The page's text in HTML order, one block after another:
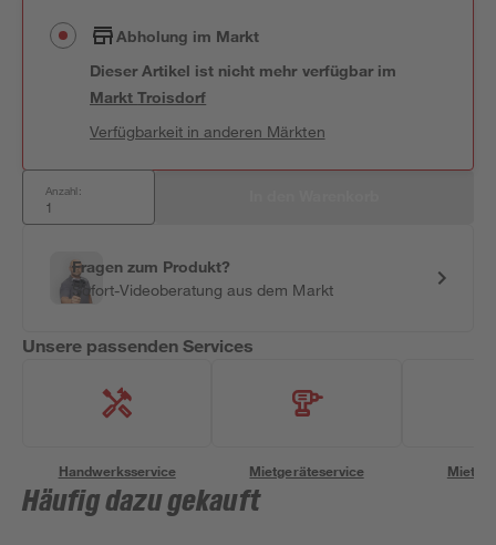
Abholung im Markt
Dieser Artikel ist nicht mehr verfügbar im
MarktTroisdorf
Verfügbarkeit in anderen Märkten
Anzahl:
Fragen zum Produkt?
Sofort-Videoberatung aus dem Markt
Unsere passenden Services
Handwerksservice Mietgeräteservice
Häufig dazu gekauft